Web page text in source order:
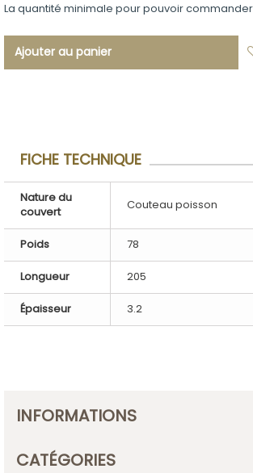
La quantité minimale pour pouvoir
Ajouter au panier
FICHE TECHNIQUE
Nature du
couvert
Couteau poisson
Poids 78
Longueur 205
Épaisseur 3.2
INFORMATIONS
CATÉGORIES